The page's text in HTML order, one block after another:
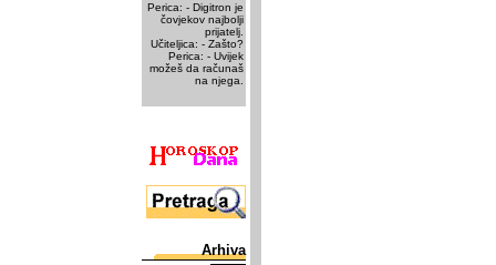
Perica: - Digitron je
čovjekov najbolji
prijatelj.
Učiteljica: - Zašto?
Perica: - Uvijek
možeš da računaš
na njega.
Arhiva